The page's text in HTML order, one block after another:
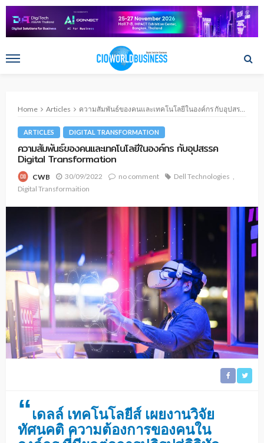
Home Articles ความสัมพันธ์ของคนและเทคโนโลยีในองค์กร กับอุปสรรค Digital Transformation
ARTICLES DIGITAL TRANSFORMATION
ความสัมพันธ์ของคนและเทคโนโลยีในองค์กร กับอุปสรรค
Digital Transformation
CWB 30/09/2022 no comment
Dell Technologies
Digital Transformaition
“เดลล์ เทคโนโลยีส์ เผยงานวิจัย
ทัศนคติ ความต้องการของคนใน